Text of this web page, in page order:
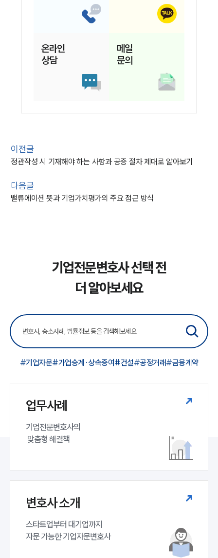
온라인
상담
메일
문의
이전글
정관작성 시 기재해야 하는 사항과 공증 절차 제대로 알아보기
다음글
밸류에이션 뜻과 기업가치평가의 주요 접근 방식
기업전문변호사 선택 전
더 알아보세요
#기업자문#가업승계·상속증여#건설#공정거래#금융계약
업무사례
기업전문변호사의
맞춤형 해결책
변호사 소개
스타트업부터 대기업까지
자문 가능한 기업자문변호사